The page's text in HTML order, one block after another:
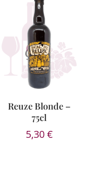
Reuze Blonde –
75cl
5,30€